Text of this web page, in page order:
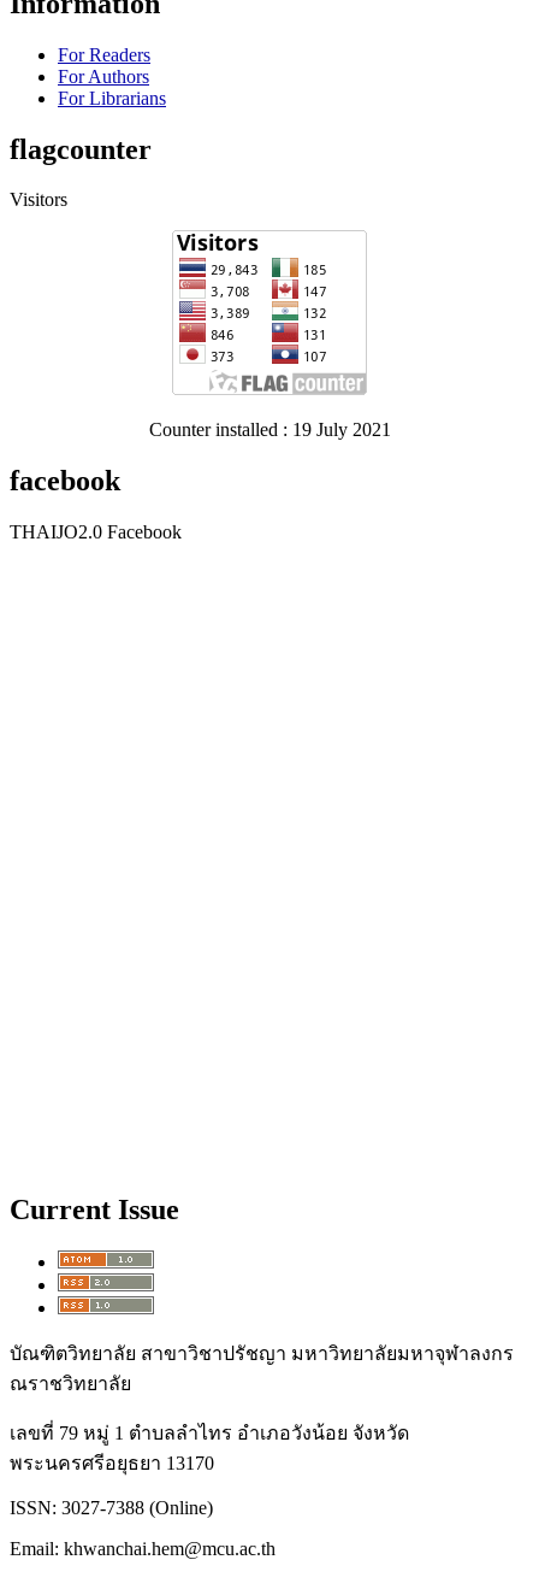
For Readers
For Authors
For Librarians
flagcounter
Visitors
Counter installed : 19 July 2021
facebook
THAIJO2.0 Facebook
Current Issue
บัณฑิตวิทยาลัย สาขาวิชาปรัชญา มหาวิทยาลัยมหาจุฬาลงกร
ณราชวิทยาลัย
เลขที่ 79 หมู่ 1 ตำบลลำไทร อำเภอวังน้อย จังหวัด
พระนครศรีอยุธยา 13170
ISSN: 3027-7388 (Online)
Email: khwanchai.hem@mcu.ac.th